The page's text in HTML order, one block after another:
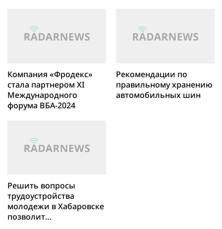
Компания «Фродекс»
стала партнером XI
Международного
форума ВБА-2024
Рекомендации по
правильному хранению
автомобильных шин
Решить вопросы
трудоустройства
молодежи в Хабаровске
позволит